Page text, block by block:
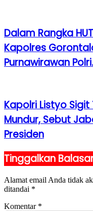
Dalam Rangka
Kapolres
Purnawirawan Polri.
Kapolri Listyo
Mundur, Sebut
Presiden
Tinggalkan
Alamat email Anda tidak
ditandai *
Komentar *